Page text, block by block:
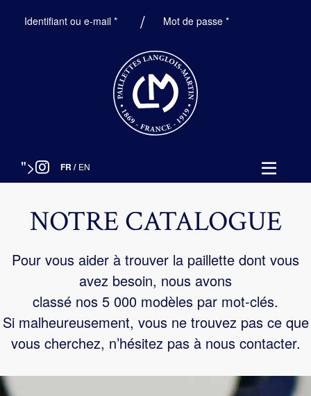
Identifiant ou e-mail *ObligatoireMot de passe*Obligatoire
"> FR / EN
NOTRE CATALOGUE
Pour vous aider à trouver la paillette dont vous
avez besoin, nous avons
classé nos 5 000 modèles par mot-clés.
Si malheureusement, vous ne trouvez pas ce que
vous cherchez, n’hésitez pas à nous contacter.